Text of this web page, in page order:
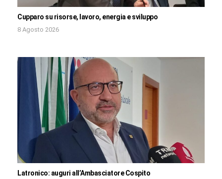
Cupparo su risorse, lavoro, energia e sviluppo
8 Agosto 2026
Latronico: auguri all’Ambasciatore Cospito